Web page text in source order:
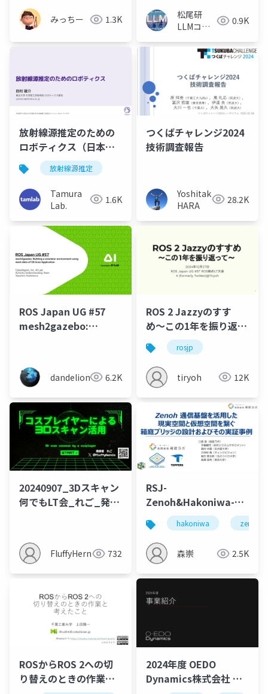
みっちー 1.3K
松尾研
LLMコミ
0.9K
放射線源推定のための
ロボティクス（日本原
子力学会2025年春の年
会）
放射線源推定
Tamura
Lab.
1.6K
つくばチャレンジ2024
技術調査報告
Yoshitaka
HARA
28.2K
ROS Japan UG #57
mesh2gazebo:
mesh data of 3D
Scan Application
dandelion 6.2K
ROS 2 Jazzyのすす
め〜この1年を振り返っ
て〜
rosjp
tiryoh 12K
20240907_3Dスキャン
何でもLT会_れご_発表
FluffyHernia 732
RSJ-
Zenoh&Hakoniwa-
bridgehakoniwa zenoh
森崇 2.5K
ROSからROS 2への切
り替えのときの作業と
2024年度 OEDO
Dynamics株式会社 事